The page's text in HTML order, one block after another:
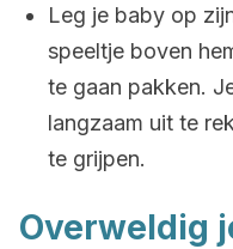
Leg je baby op
speeltje boven
te gaan pakken.
langzaam uit te
te grijpen.
Overweldig